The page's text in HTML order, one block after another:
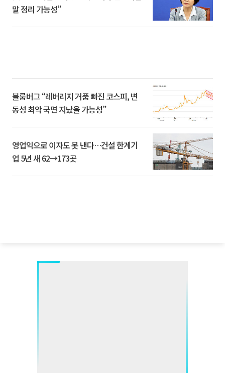
말 정리 가능성”
블룸버그 “레버리지 거품 빠진 코스피, 변
동성 최악 국면 지났을 가능성”
영업익으로 이자도 못 낸다…건설 한계기
업 5년 새 62→173곳